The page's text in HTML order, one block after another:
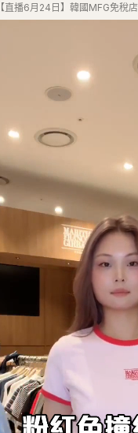
【直播6月24日】韓國MFG免稅